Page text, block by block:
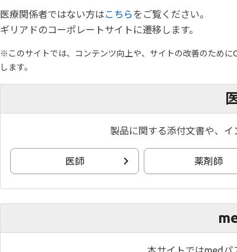
ロード
聖マリアンナ医科大学
リウマチ・膠原病・アレルギー内科教授
川畑 仁人 先生
医療関係者ではない方はこちら をご覧ください。
ギリアドのコーポレートサイトに遷移します。
※このサイトでは、コンテンツ向上や、サイトの改善のため
します。
製品に関する添付文書や、イ
医師 薬剤師